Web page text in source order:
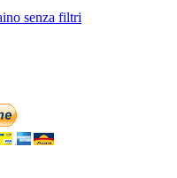
senza filtri